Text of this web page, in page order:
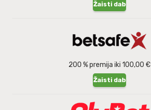
Žaisti dabar
200 % premija iki 100,00 €
Žaisti dabar